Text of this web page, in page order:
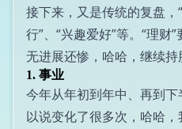
接下来，又是传统的复盘，
行”、“兴趣爱好”等。“理财
无进展还惨，哈哈，继续持
1. 事业
今年从年初到年中、再到
以说变化了很多次，哈哈